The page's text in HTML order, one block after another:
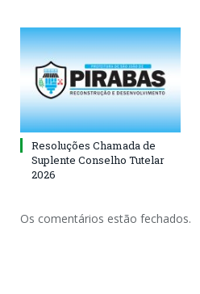
Resoluções Chamada de
Suplente Conselho Tutelar
2026
Os comentários estão fechados.